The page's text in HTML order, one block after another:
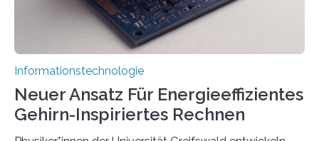
Informationstechnologie
Neuer Ansatz Für Energieeffizientes
Gehirn-Inspiriertes Rechnen